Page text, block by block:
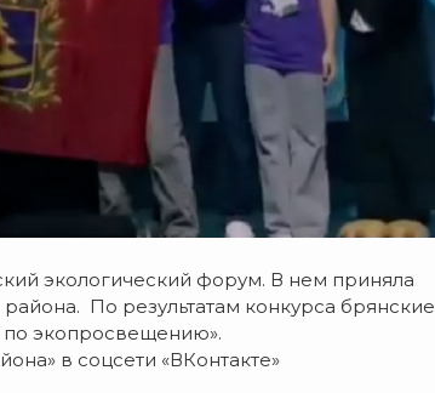
экологический форум. В нем приняла
По результатам конкурса брянские
экопросвещению».
в соцсети «ВКонтакте»